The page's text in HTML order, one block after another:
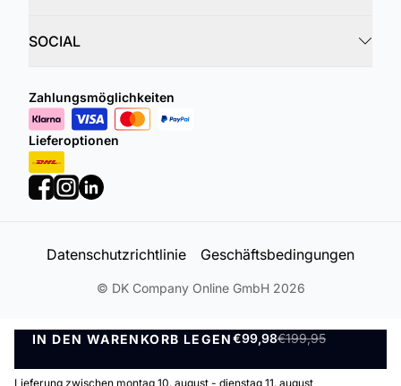
IN DEN WARENKORB LEGEN€99,98€199,95
IN DEN WARENKORB LEGEN
Lieferung zwischen montag 10. august - dienstag 11. august
SOCIAL
Zahlungsmöglichkeiten
Lieferoptionen
Datenschutzrichtlinie Geschäftsbedingungen
© DK Company Online GmbH 2026